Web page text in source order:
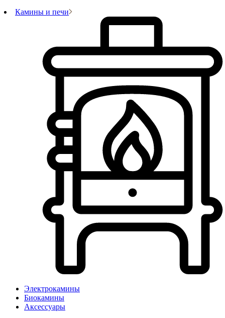
Камины и печи
Электрокамины
Биокамины
Аксессуары